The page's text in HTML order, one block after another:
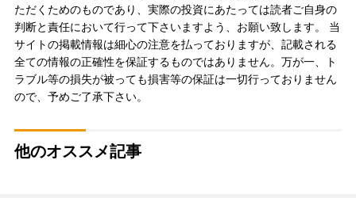
ただくためのものであり、実際の投資にあたっては読者ご自身の
判断と責任において行って下さいますよう、お願い致します。 当
サイトの掲載情報は細心の注意を払っておりますが、記載される
全ての情報の正確性を保証するものではありません。万が一、ト
ラブル等の損失が被っても損害等の保証は一切行っておりません
ので、予めご了承下さい。
他のオススメ記事